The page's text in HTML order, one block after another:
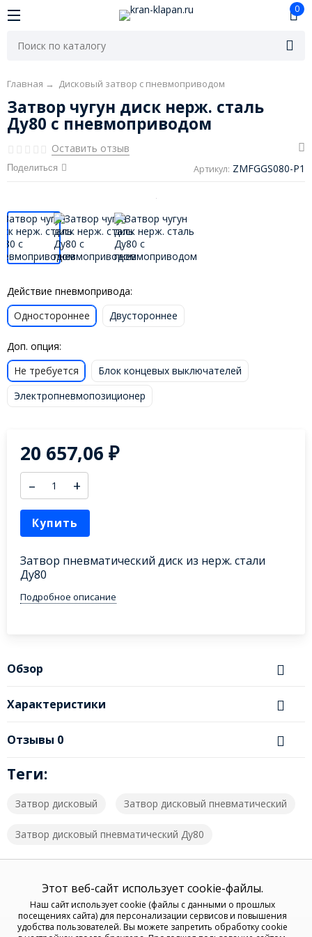
0
Главная → Дисковый затвор с пневмоприводом
Затвор чугун диск нерж. сталь
Ду80 с пневмоприводом
Оставить отзыв
Поделиться Артикул: ZMFGGS080-P1
Действие пневмопривода:
Одностороннее
Двустороннее
Доп. опция:
Не требуется
Блок концевых выключателей
Электропневмопозиционер
20 657,06₽
– +
Купить
Затвор пневматический диск из нерж. стали
Ду80
Подробное описание
Обзор
Характеристики
Отзывы 0
Теги:
Затвор дисковый Затвор дисковый пневматический
Затвор дисковый пневматический Ду80
Этот веб-сайт использует cookie-файлы.
Наш сайт использует cookie (файлы с данными о прошлых
посещениях сайта) для персонализации сервисов и повышения
удобства пользователей. Вы можете запретить обработку cookie